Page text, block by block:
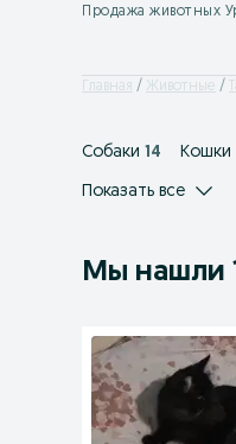
Продажа животных
Главная Животные
Собаки 14 Кошки
Показать все
Мы нашли